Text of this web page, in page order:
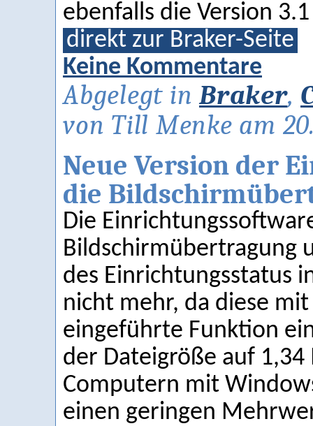
ebenfalls die Version
direkt zur Braker-Seite
Keine Kommentare
Abgelegt inBraker,
von Till Menke am
Neue Version der
die
Die
Bildschirmübertragung
des Einrichtungsstatus
nicht mehr, da diese
eingeführte Funktion
der Dateigröße auf 1,34
Computern mit
einen geringen